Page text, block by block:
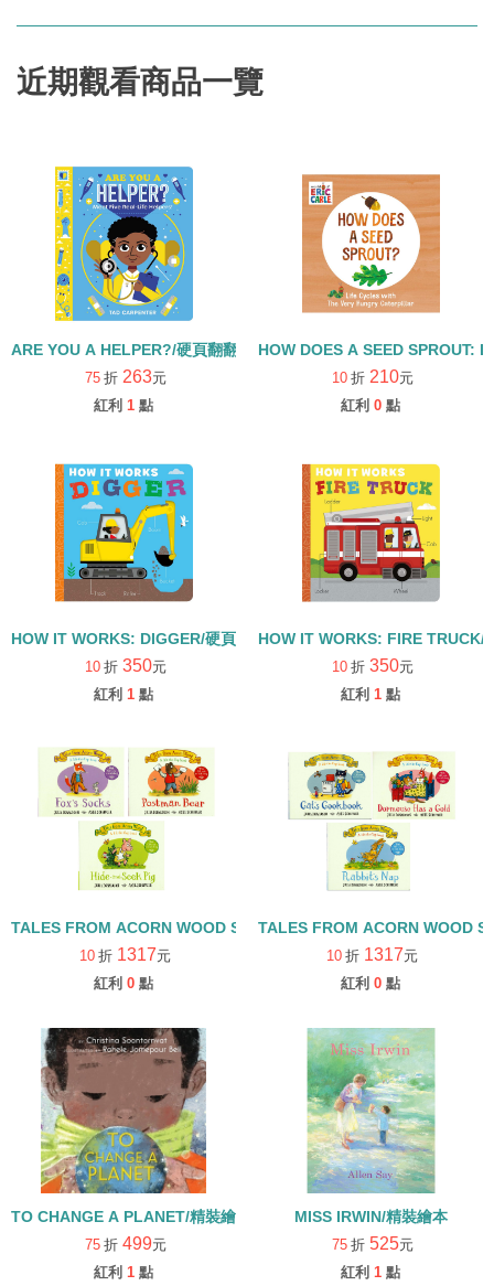
近期觀看商品一覽
ARE YOU A HELPER?/硬頁翻翻書
75 折 263元
紅利 1 點
HOW DOES A SEED SPROUT:
10 折 210元
紅利 0 點
HOW IT WORKS: DIGGER/硬頁書
10 折 350元
紅利 1 點
HOW IT WORKS: FIRE TRUCK/
10 折 350元
紅利 1 點
TALES FROM ACORN WOOD STORY COLLECTION 觀察探索組/
10 折 1317元
紅利 0 點
TALES FROM ACORN WOOD
10 折 1317元
紅利 0 點
TO CHANGE A PLANET/精裝繪本
75 折 499元
紅利 1 點
MISS IRWIN/精裝繪本
75 折 525元
紅利 1 點